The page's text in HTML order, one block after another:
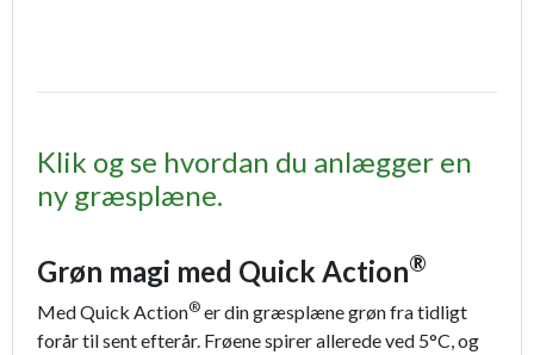
Klik og se hvordan du anlægger en
ny græsplæne.
Grøn magi med Quick Action®
Med Quick Action® er din græsplæne grøn fra tidligt
forår til sent efterår. Frøene spirer allerede ved 5°C, og